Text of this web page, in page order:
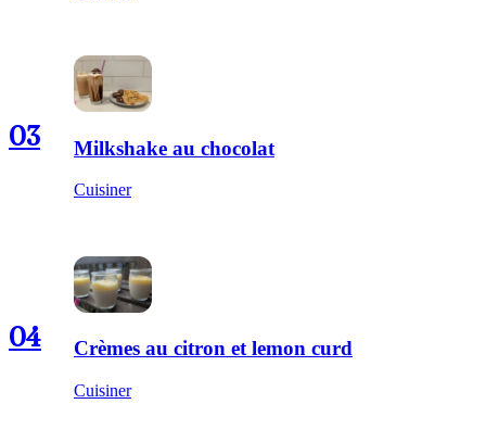
03 Milkshake au chocolat
Cuisiner
04 Crèmes au citron et lemon curd
Cuisiner